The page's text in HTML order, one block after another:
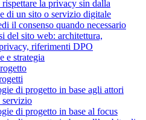
la privacy sin dalla
di un sito o servizio digitale
il consenso quando necessario
del sito web: architettura,
riferimenti DPO
e strategia
di progetto in base agli attori
di progetto in base al focus